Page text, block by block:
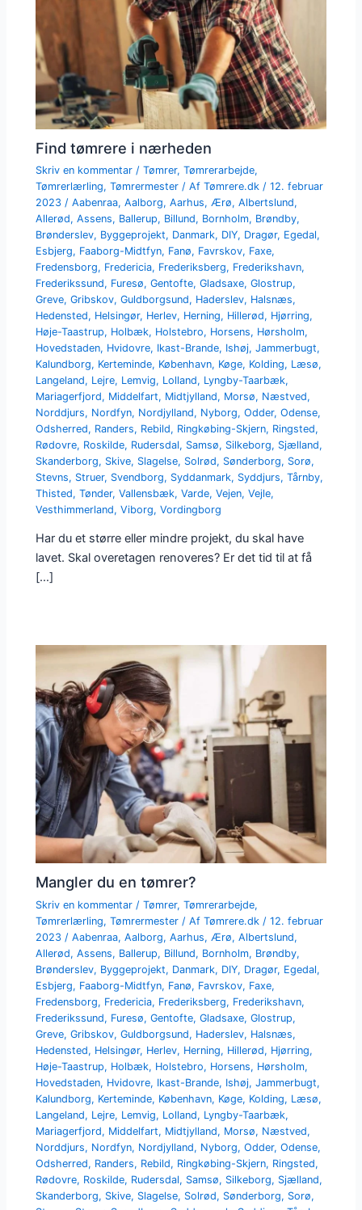
Find tømrere i nærheden
Skriv en kommentar /Tømrer,Tømrerarbejde,
Tømrerlærling,Tømrermester / AfTømrere.dk/12. februar
2023/Aabenraa,Aalborg,Aarhus,Ærø,Albertslund,
Allerød,Assens, Ballerup, Billund, Bornholm, Brøndby,
Brønderslev, Byggeprojekt, Danmark, DIY, Dragør, Egedal,
Esbjerg, Faaborg-Midtfyn, Fanø, Favrskov, Faxe,
Fredensborg, Fredericia, Frederiksberg, Frederikshavn,
Frederikssund, Furesø,Gentofte,Gladsaxe,Glostrup,
Greve,Gribskov,Guldborgsund, Haderslev, Halsnæs,
Hedensted, Helsingør, Herlev, Herning, Hillerød, Hjørring,
Høje-Taastrup, Holbæk, Holstebro, Horsens, Hørsholm,
Hovedstaden, Hvidovre, Ikast-Brande, Ishøj,Jammerbugt,
Kalundborg, Kerteminde, København, Køge, Kolding, Læsø,
Langeland, Lejre, Lemvig, Lolland, Lyngby-Taarbæk,
Mariagerfjord, Middelfart, Midtjylland, Morsø, Næstved,
Norddjurs, Nordfyn, Nordjylland, Nyborg,Odder,Odense,
Odsherred, Randers, Rebild, Ringkøbing-Skjern, Ringsted,
Rødovre, Roskilde, Rudersdal, Samsø, Silkeborg, Sjælland,
Skanderborg, Skive, Slagelse, Solrød, Sønderborg, Sorø,
Stevns, Struer, Svendborg, Syddanmark, Syddjurs,Tårnby,
Thisted,Tønder,Vallensbæk,Varde,Vejen,Vejle,
Vesthimmerland,Viborg,Vordingborg
Har du et større eller mindre projekt, du skal have
lavet. Skal overetagen renoveres? Er det tid til at få
[…]
Mangler du en tømrer?
Skriv en kommentar /Tømrer,Tømrerarbejde,
Tømrerlærling,Tømrermester / AfTømrere.dk /12. februar
2023 /Aabenraa,Aalborg,Aarhus, Ærø,Albertslund,
Allerød,Assens, Ballerup, Billund, Bornholm, Brøndby,
Brønderslev, Byggeprojekt, Danmark, DIY, Dragør, Egedal,
Esbjerg, Faaborg-Midtfyn, Fanø, Favrskov, Faxe,
Fredensborg, Fredericia, Frederiksberg, Frederikshavn,
Frederikssund, Furesø,Gentofte,Gladsaxe,Glostrup,
Greve,Gribskov,Guldborgsund, Haderslev, Halsnæs,
Hedensted, Helsingør, Herlev, Herning, Hillerød, Hjørring,
Høje-Taastrup, Holbæk, Holstebro, Horsens, Hørsholm,
Hovedstaden, Hvidovre, Ikast-Brande, Ishøj,Jammerbugt,
Kalundborg, Kerteminde, København, Køge, Kolding, Læsø,
Langeland, Lejre, Lemvig, Lolland, Lyngby-Taarbæk,
Mariagerfjord, Middelfart, Midtjylland, Morsø, Næstved,
Norddjurs, Nordfyn, Nordjylland, Nyborg,Odder,Odense,
Odsherred, Randers, Rebild, Ringkøbing-Skjern, Ringsted,
Rødovre, Roskilde, Rudersdal, Samsø, Silkeborg, Sjælland,
Skanderborg, Skive, Slagelse, Solrød, Sønderborg, Sorø,